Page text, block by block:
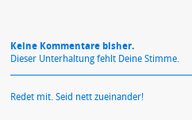
Keine Kommentare bisher.
Dieser Unterhaltung fehlt Deine Stimme.
Redet mit. Seid nett zueinander!